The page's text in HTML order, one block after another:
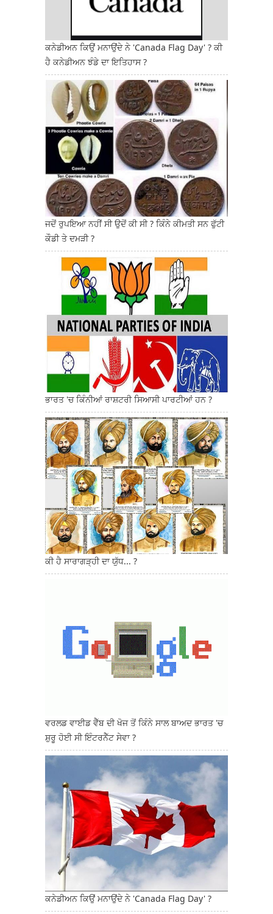
ਕਨੇਡੀਅਨ ਕਿਉਂ ਮਨਾਉਂਦੇ ਨੇ 'Canada Flag Day' ? ਕੀ
ਹੈ ਕਨੇਡੀਅਨ ਝੰਡੇ ਦਾ ਇਤਿਹਾਸ ?
ਜਦੋਂ ਰੁਪਇਆ ਨਹੀਂ ਸੀ ਉਦੋਂ ਕੀ ਸੀ ? ਕਿੰਨੇ ਕੀਮਤੀ ਸਨ ਫੁੱਟੀ
ਕੌਡੀ ਤੇ ਦਮੜੀ ?
ਭਾਰਤ 'ਚ ਕਿੰਨੀਆਂ ਰਾਸ਼ਟਰੀ ਸਿਆਸੀ ਪਾਰਟੀਆਂ ਹਨ ?
ਕੀ ਹੈ ਸਾਰਾਗੜ੍ਹੀ ਦਾ ਯੁੱਧ... ?
ਵਰਲਡ ਵਾਈਡ ਵੈੱਬ ਦੀ ਖੋਜ ਤੋਂ ਕਿੰਨੇ ਸਾਲ ਬਾਅਦ ਭਾਰਤ 'ਚ
ਸ਼ੁਰੂ ਹੋਈ ਸੀ ਇੰਟਰਨੈੱਟ ਸੇਵਾ ?
ਕਨੇਡੀਅਨ ਕਿਉਂ ਮਨਾਉਂਦੇ ਨੇ 'Canada Flag Day' ?